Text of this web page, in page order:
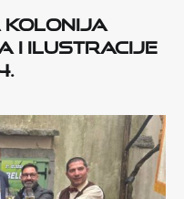
kolonija
i ilustracije